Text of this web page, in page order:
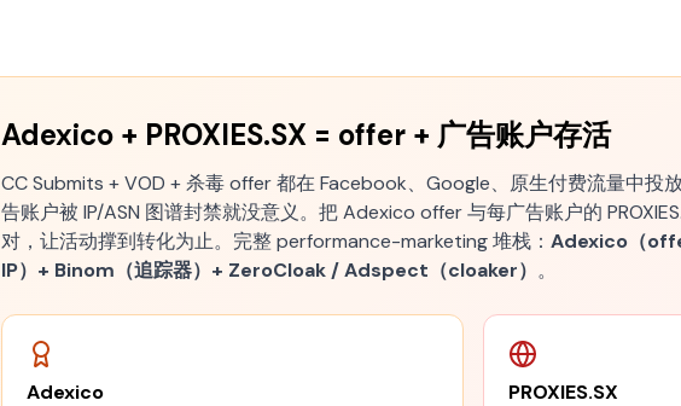
Adexico + PROXIES.SX = offer + 广告账户存活
CC Submits + VOD + 杀毒 offer 都在 Facebook、Google、原生付费流量中投
告账户被 IP/ASN 图谱封禁就没意义。把 Adexico offer 与每广告账户的
对，让活动撑到转化为止。完整 performance-marketing 堆栈： Adexico（
IP）+ Binom（追踪器）+ ZeroCloak / Adspect（cloaker） 。
Adexico PROXIES.SX